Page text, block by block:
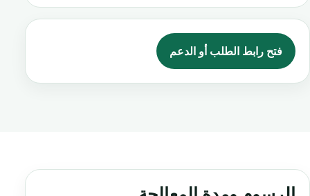
فتح رابط الطلب أو الدعم